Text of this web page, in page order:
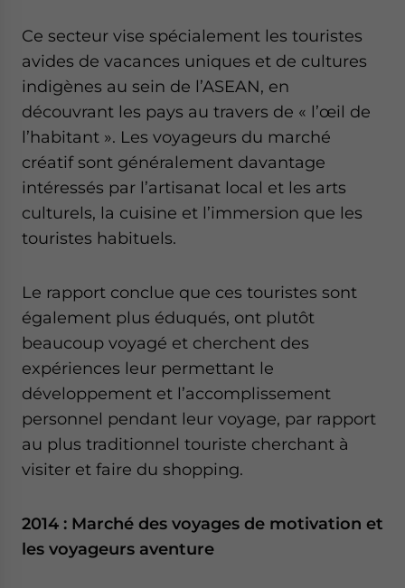
Ce secteur vise spécialement les touristes
avides de vacances uniques et de cultures
indigènes au sein de l’ASEAN, en
découvrant les pays au travers de « l’œil de
l’habitant ». Les voyageurs du marché
créatif sont généralement davantage
intéressés par l’artisanat local et les arts
culturels, la cuisine et l’immersion que les
touristes habituels.
Le rapport conclue que ces touristes sont
également plus éduqués, ont plutôt
beaucoup voyagé et cherchent des
expériences leur permettant le
développement et l’accomplissement
personnel pendant leur voyage, par rapport
au plus traditionnel touriste cherchant à
visiter et faire du shopping.
2014 : Marché des voyages de motivation et
les voyageurs aventure